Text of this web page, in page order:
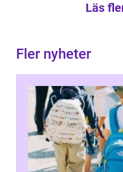
Läs
Fler nyheter